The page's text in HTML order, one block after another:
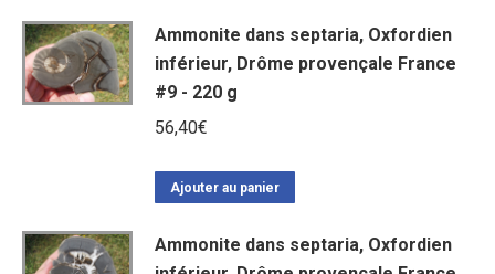
Ammonite dans septaria, Oxfordien
inférieur, Drôme provençale France
#9 - 220 g
56,40€
Ajouter au panier
Ammonite dans septaria, Oxfordien